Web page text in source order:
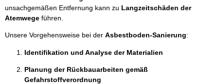
unsachgemäßen Entfernung kann zu Langzeitschäden der
Atemwege führen.
Unsere Vorgehensweise bei der Asbestboden-Sanierung:
Identifikation und Analyse der Materialien
Planung der Rückbauarbeiten gemäß
Gefahrstoffverordnung